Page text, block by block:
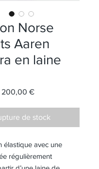
Norse
Aaren
en laine
original
200,00 €Prix promotionnel
de stock
élastique avec une
régulièrement